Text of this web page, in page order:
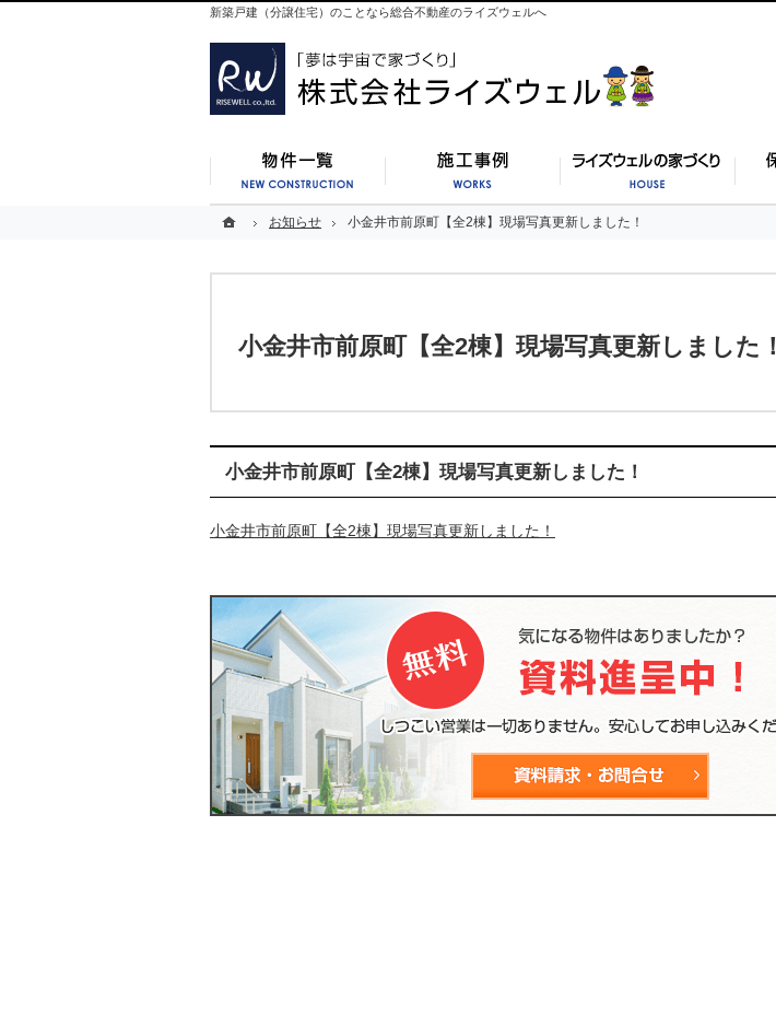
ホームお知らせ 小金井市前原町【全2棟】現場写真更新しました！
小金井市前原町【全2棟】現場写真更新しました！
新築戸建（分譲住宅）のことなら総合不動産のライズウェルへ
小金井市前原町【全2棟】現場写真更新しました！
小金井市前原町【全2棟】現場写真更新しました！
ホームお知らせ 小金井市前原町【全2棟】現場写真更新しました！